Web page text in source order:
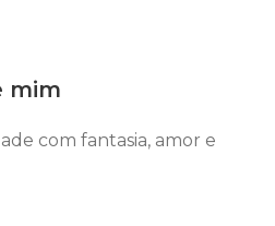
mim
com fantasia, amor e